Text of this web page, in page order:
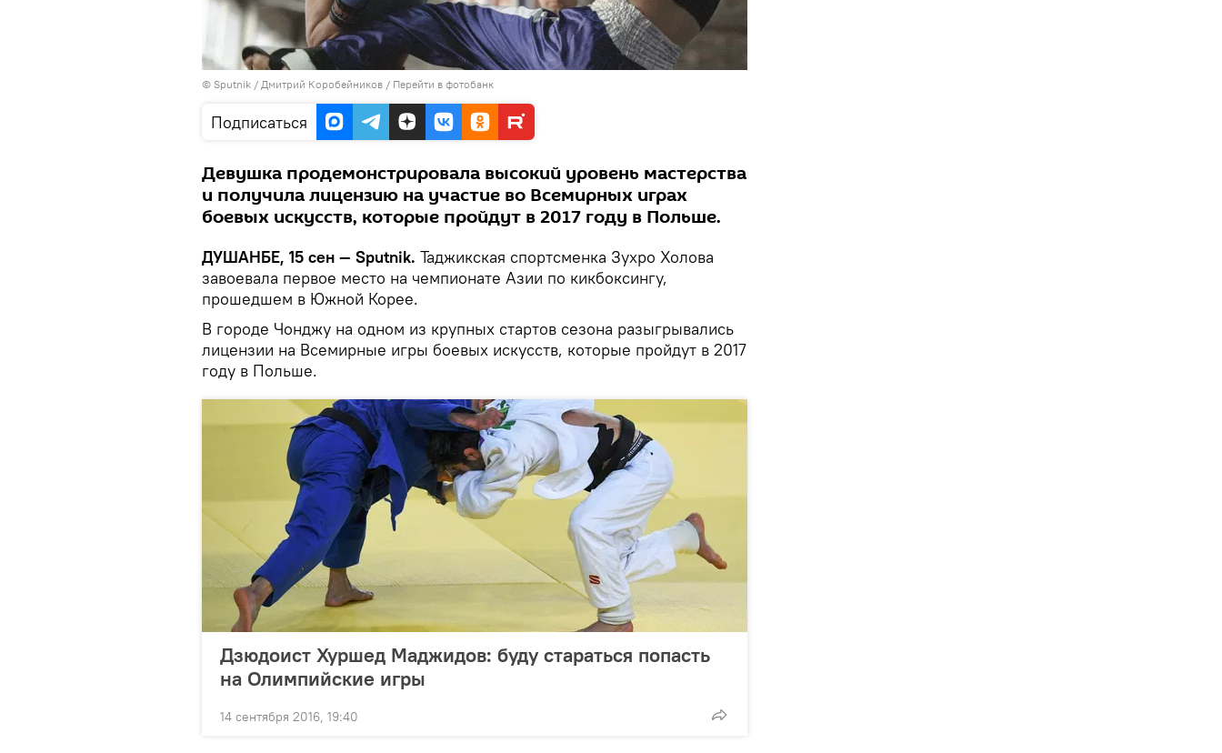
© Sputnik / Дмитрий Коробейников / Перейти в фотобанк
Подписаться
Девушка продемонстрировала высокий уровень мастерства
и получила лицензию на участие во Всемирных играх
боевых искусств, которые пройдут в 2017 году в Польше.
ДУШАНБЕ, 15 сен — Sputnik. Таджикская спортсменка Зухро Холова
завоевала первое место на чемпионате Азии по кикбоксингу,
прошедшем в Южной Корее.
В городе Чонджу на одном из крупных стартов сезона разыгрывались
лицензии на Всемирные игры боевых искусств, которые пройдут в 2017
году в Польше.
Дзюдоист Хуршед Маджидов: буду стараться попасть
на Олимпийские игры
14 сентября 2016, 19:40